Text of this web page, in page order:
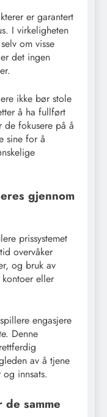
er garantert
I virkeligheten
om visse
det ingen
ikke bør stole
å ha fullført
de fokusere på å
sine for å
gjennom
prissystemet
overvåker
og bruk av
eller
engasjere
Denne
av å tjene
innsats.
samme